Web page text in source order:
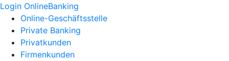
Login OnlineBanking
Online-Geschäftsstelle
Private Banking
Privatkunden
Firmenkunden